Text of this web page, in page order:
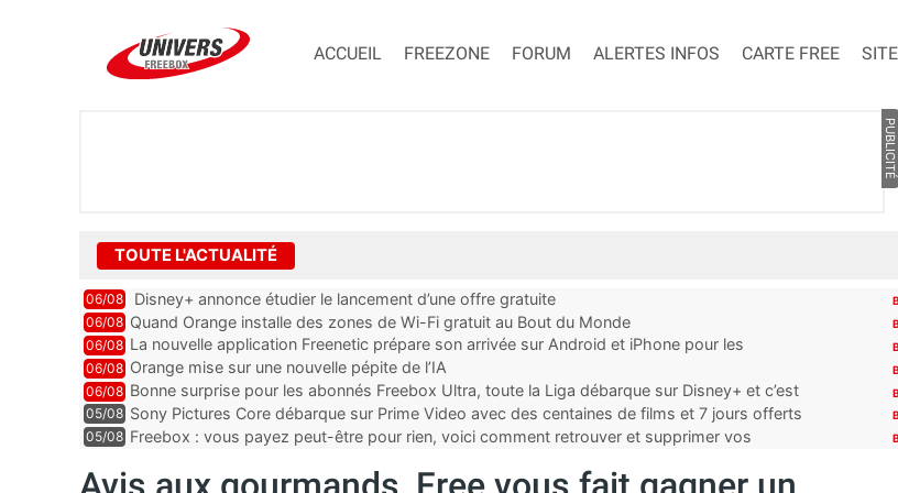
ACCUEIL FREEZONE FORUM ALERTES INFOS CARTE FREE
PUBLICITÉ
TOUTE L'ACTUALITÉ
06/08 Disney+ annonce étudier le lancement d’une offre gratuite
06/08 Quand Orange installe des zones de Wi-Fi gratuit au Bout du Monde
06/08 La nouvelle application Freenetic prépare son arrivée sur Android et iPhone pour les
abonnés Freebox, testez la
06/08 Orange mise sur une nouvelle pépite de l’IA
06/08 Bonne surprise pour les abonnés Freebox Ultra, toute la Liga débarque sur Disney+ et c’est
inclus
05/08 Sony Pictures Core débarque sur Prime Video avec des centaines de films et 7 jours offerts
05/08 Freebox : vous payez peut-être pour rien, voici comment retrouver et supprimer vos